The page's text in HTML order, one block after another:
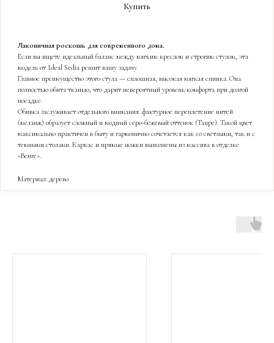
Купить
Лаконичная роскошь для современного дома.
Если вы ищете идеальный баланс между мягким креслом и строгим стулом, эта
модель от Ideal Sedia решит вашу задачу.
Главное преимущество этого стула — сплошная, высокая мягкая спинка. Она
полностью обита тканью, что дарит невероятный уровень комфорта при долгой
посадке.
Обивка заслуживает отдельного внимания: фактурное переплетение нитей
(меланж) образует сложный и модный серо-бежевый оттенок (Taupe). Такой цвет
максимально практичен в быту и гармонично сочетается как со светлыми, так и с
темными столами. Каркас и прямые ножки выполнены из массива в отделке
«Венге».
Материал: дерево